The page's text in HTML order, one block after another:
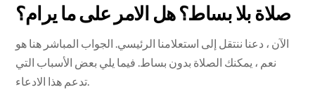
صلاة بلا بساط؟ هل الامر على ما يرام؟
الآن ، دعنا ننتقل إلى استعلامنا الرئيسي. الجواب المباشر هنا هو
نعم ، يمكنك الصلاة بدون بساط. فيما يلي بعض الأسباب التي
تدعم هذا الادعاء.